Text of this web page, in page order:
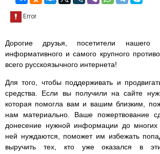
Дорогие друзья, посетители
информативного и самого крупного
всего русскоязычного интернета!
Для того, чтобы поддерживать и
средства. Если вы получили на сайте
которая помогла вам и вашим близким,
нам материально. Ваше пожертвование
донесение нужной информации до
ней нуждаются, поможет им избежать
выручить тех, кто уже оказался в